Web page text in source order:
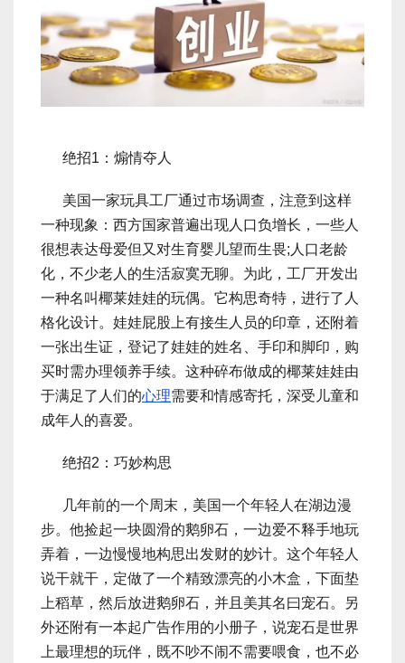
绝招1：煽情夺人
美国一家玩具工厂通过市场调查，注意到这样
一种现象：西方国家普遍出现人口负增长，一些人
很想表达母爱但又对生育婴儿望而生畏;人口老龄
化，不少老人的生活寂寞无聊。为此，工厂开发出
一种名叫椰莱娃娃的玩偶。它构思奇特，进行了人
格化设计。娃娃屁股上有接生人员的印章，还附着
一张出生证，登记了娃娃的姓名、手印和脚印，购
买时需办理领养手续。这种碎布做成的椰莱娃娃由
于满足了人们的心理需要和情感寄托，深受儿童和
成年人的喜爱。
绝招2：巧妙构思
几年前的一个周末，美国一个年轻人在湖边漫
步。他捡起一块圆滑的鹅卵石，一边爱不释手地玩
弄着，一边慢慢地构思出发财的妙计。这个年轻人
说干就干，定做了一个精致漂亮的小木盒，下面垫
上稻草，然后放进鹅卵石，并且美其名曰宠石。另
外还附有一本起广告作用的小册子，说宠石是世界
上最理想的玩伴，既不吵不闹不需要喂食，也不必